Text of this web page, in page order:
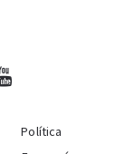
Política